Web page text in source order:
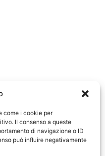
come i cookie per
Il consenso a queste
di navigazione o ID
può influire negativamente